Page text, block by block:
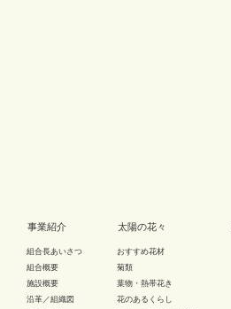
事業紹介
組合長あいさつ
組合概要
施設概要
沿革／組織図
太陽の花々
おすすめ花材
菊類
葉物・熱帯花き
花のあるくらし